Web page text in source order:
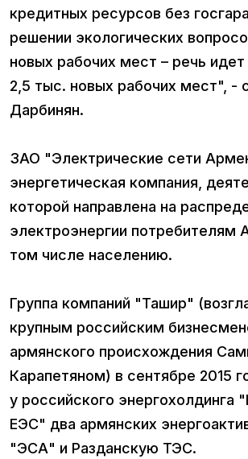
кредитных ресурсов без
решении экологических
новых рабочих мест – речь идет
2,5 тыс. новых рабочих мест", -
Дарбинян.
ЗАО "Электрические сети
энергетическая компания,
которой направлена на
электроэнергии потребителям
том числе населению.
Группа компаний "Ташир"
крупным российским
армянского происхождения
Карапетяном) в сентябре 2015
у российского энергохолдинга
ЕЭС" два армянских
"ЭСА" и Разданскую ТЭС.